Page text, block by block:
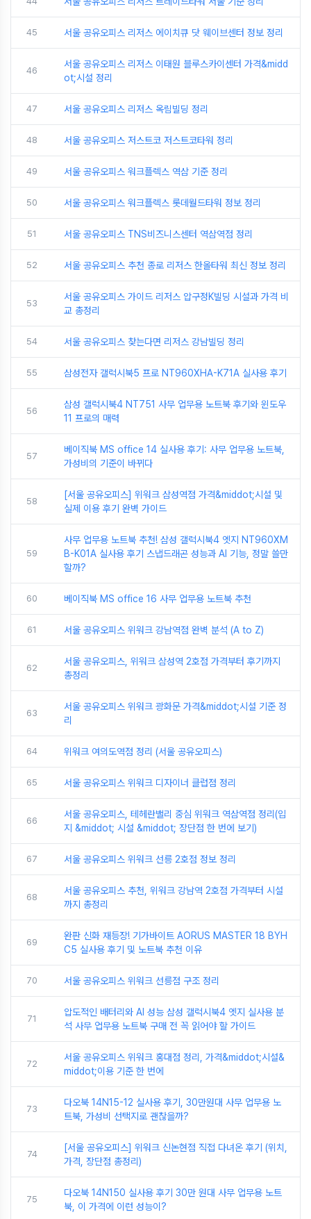
45 서울 공유오피스 리저스 에이치큐 닷 웨이브센터 정보 정리
46
서울 공유오피스 리저스 이태원 블루스카이센터 가격&midd
ot;시설 정리
47 서울 공유오피스 리저스 옥림빌딩 정리
48 서울 공유오피스 저스트코 저스트코타워 정리
49 서울 공유오피스 워크플렉스 역삼 기준 정리
50 서울 공유오피스 워크플렉스 롯데월드타워 정보 정리
51 서울 공유오피스 TNS비즈니스센터 역삼역점 정리
52 서울 공유오피스 추천 종로 리저스 한올타워 최신 정보 정리
53
서울 공유오피스 가이드 리저스 압구정K빌딩 시설과 가격 비
교 총정리
54 서울 공유오피스 찾는다면 리저스 강남빌딩 정리
55 삼성전자 갤럭시북5 프로 NT960XHA-K71A 실사용 후기
56
삼성 갤럭시북4 NT751 사무 업무용 노트북 후기와 윈도우
11 프로의 매력
57
베이직북 MS office 14 실사용 후기: 사무 업무용 노트북,
가성비의 기준이 바뀌다
58
[서울 공유오피스] 위워크 삼성역점 가격&middot;시설 및
실제 이용 후기 완벽 가이드
59
사무 업무용 노트북 추천! 삼성 갤럭시북4 엣지 NT960XM
B-K01A 실사용 후기 스냅드래곤 성능과 AI 기능, 정말 쓸만
할까?
60 베이직북 MS office 16 사무 업무용 노트북 추천
61 서울 공유오피스 위워크 강남역점 완벽 분석 (A to Z)
62
서울 공유오피스, 위워크 삼성역 2호점 가격부터 후기까지
총정리
63
서울 공유오피스 위워크 광화문 가격&middot;시설 기준 정
리
64 위워크 여의도역점 정리 (서울 공유오피스)
65 서울 공유오피스 위워크 디자이너 클럽점 정리
66
서울 공유오피스, 테헤란밸리 중심 위워크 역삼역점 정리(입
지 &middot; 시설 &middot; 장단점 한 번에 보기)
67 서울 공유오피스 위워크 선릉 2호점 정보 정리
68
서울 공유오피스 추천, 위워크 강남역 2호점 가격부터 시설
까지 총정리
69
완판 신화 재등장! 기가바이트 AORUS MASTER 18 BYH
C5 실사용 후기 및 노트북 추천 이유
70 서울 공유오피스 위워크 선릉점 구조 정리
71
압도적인 배터리와 AI 성능 삼성 갤럭시북4 엣지 실사용 분
석 사무 업무용 노트북 구매 전 꼭 읽어야 할 가이드
72
서울 공유오피스 위워크 홍대점 정리, 가격&middot;시설&
middot;이용 기준 한 번에
73
다오북 14N15-12 실사용 후기, 30만원대 사무 업무용 노
트북, 가성비 선택지로 괜찮을까?
74
[서울 공유오피스] 위워크 신논현점 직접 다녀온 후기 (위치,
가격, 장단점 총정리)
75
다오북 14N150 실사용 후기 30만 원대 사무 업무용 노트
북, 이 가격에 이런 성능이?